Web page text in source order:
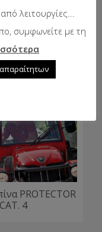
– Κήπων
PROTECTOR
4
λειτουργίες...
συμφωνείτε με τη